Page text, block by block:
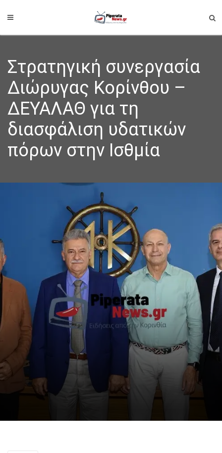
Στρατηγική συνεργασία
Διώρυγας Κορίνθου –
ΔΕΥΑΛΑΘ για τη
διασφάλιση υδατικών
πόρων στην Ισθμία